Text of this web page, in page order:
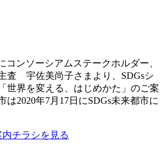
コンソーシアムステークホルダー、
査 宇佐美尚子さまより、SDGsシ
世界を変える、はじめかた」のご案
は2020年7月17日にSDGs未来都市に
内チラシを見る